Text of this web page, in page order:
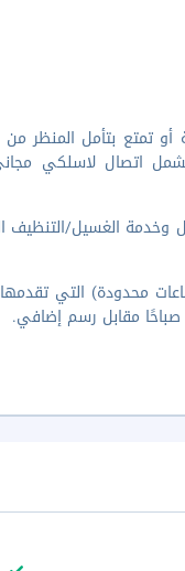
أو تمتع بتأمل
اتصال لاسلكي مجاني
محدودة) التي